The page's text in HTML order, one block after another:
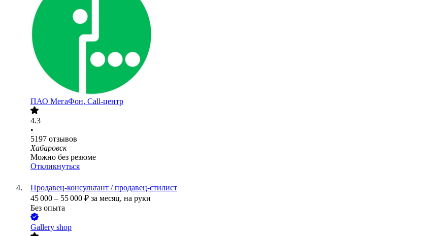
ПАО МегаФон, Call-центр
4.3
•
5197 отзывов
Хабаровск
Можно без резюме
Откликнуться
Продавец-консультант / продавец-стилист
45 000 – 55 000 ₽ за месяц, на руки
Без опыта
Gallery shop